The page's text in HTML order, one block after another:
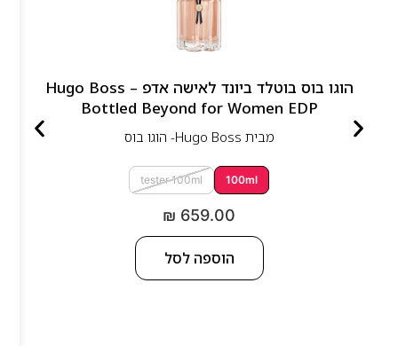
הוגו בוס בוטלד ביונד לאישה אדפ – Hugo Boss
Bottled Beyond for Women EDP
מבית Hugo Boss- הוגו בוס
100ml
tester 100ml
₪ 659.00
הוספה לסל